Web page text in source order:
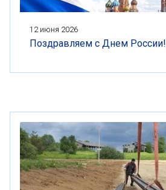
12 июня 2026
Поздравляем с Днем России!